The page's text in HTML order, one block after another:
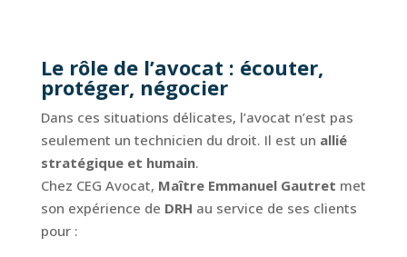
Le rôle de l’avocat : écouter,
protéger, négocier
Dans ces situations délicates, l’avocat n’est pas
seulement un technicien du droit. Il est un allié
stratégique et humain.
Chez CEG Avocat, Maître Emmanuel Gautret met
son expérience de DRH au service de ses clients
pour :